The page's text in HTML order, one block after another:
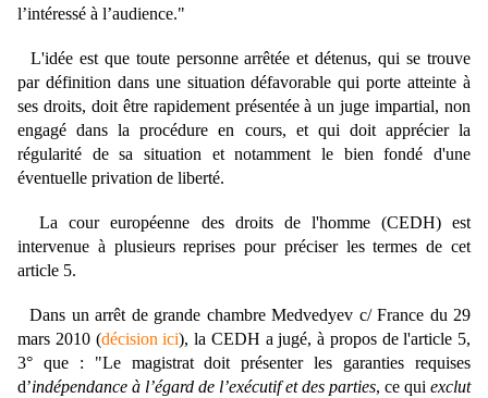
l’intéressé à l’audience."
L'idée est que toute personne arrêtée et détenus, qui se trouve
par définition dans une situation défavorable qui porte atteinte à
ses droits, doit être rapidement présentée à un juge impartial, non
engagé dans la procédure en cours, et qui doit apprécier la
régularité de sa situation et notamment le bien fondé d'une
éventuelle privation de liberté.
La cour européenne des droits de l'homme (CEDH) est
intervenue à plusieurs reprises pour préciser les termes de cet
article 5.
Dans un arrêt de grande chambre Medvedyev c/ France du 29
mars 2010 (décision ici), la CEDH a jugé, à propos de l'article 5,
3° que : "Le magistrat doit présenter les garanties requises
d’indépendance à l’égard de l’exécutif et des parties, ce qui exclut